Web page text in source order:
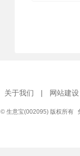
关于我们 | 网站建设
© 生意宝(002095) 版权所有